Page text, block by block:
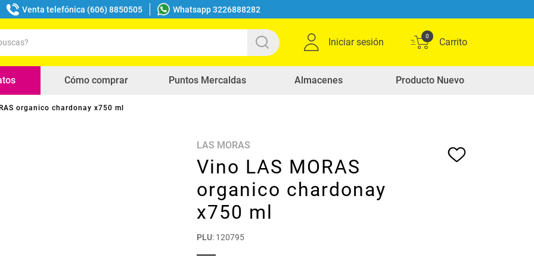
Venta telefónica (606) 8850505 Whatsapp 3226888282
Iniciar sesión
0
Cómo comprar Puntos Mercaldas Almacenes Producto Nuevo
organico chardonay x750 ml
LAS MORAS
Vino LAS MORAS
organico chardonay
x750 ml
PLU: 120795
buscados